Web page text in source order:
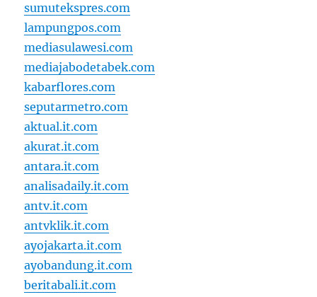
sumutekspres.com
lampungpos.com
mediasulawesi.com
mediajabodetabek.com
kabarflores.com
seputarmetro.com
aktual.it.com
akurat.it.com
antara.it.com
analisadaily.it.com
antv.it.com
antvklik.it.com
ayojakarta.it.com
ayobandung.it.com
beritabali.it.com